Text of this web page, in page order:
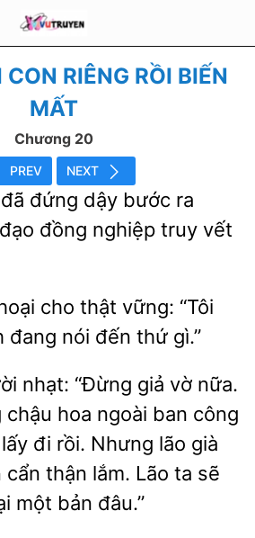
RIÊNG RỒI BIẾN
MẤT
Chương 20
PREV NEXT
đứng dậy bước
đồng
truy vết
cho thật vững: “Tôi
đang
thứ gì.”
nhạt: “Đừng giả vờ nữa.
chậu hoa ngoài ban công
đi
Nhưng lão già
cẩn thận lắm. Lão
sẽ
một bản đâu.”